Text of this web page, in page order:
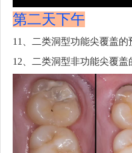
第二天下午
11、二类洞型功能尖覆盖的
12、二类洞型非功能尖覆盖